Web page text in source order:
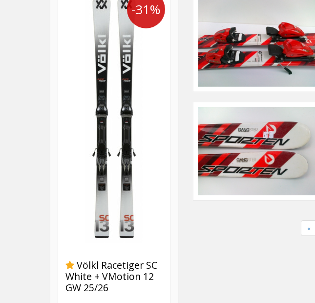
«
-31%
Völkl Racetiger SC
White + VMotion 12
GW 25/26